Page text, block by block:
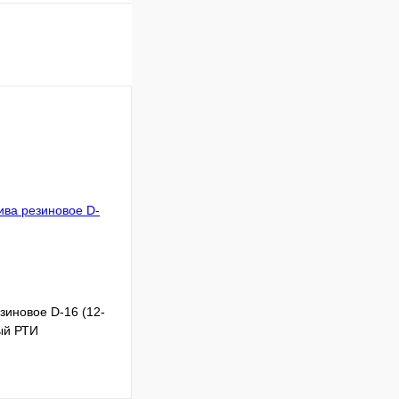
D-16 (12-
РТИ